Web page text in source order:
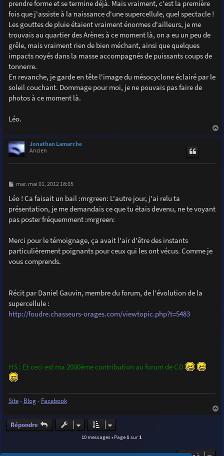
prendre forme et se termine déjà. Mais vraiment, c'est la première
fois que j'assiste à la naissance d'une supercellule, quel spectacle !
Les gouttes de pluie étaient vraiment énormes d'ailleurs, je me
trouvais au quartier des Arènes à ce moment là, on a eu un peu de
grêle, mais vraiment rien de bien méchant, ainsi que quelques
impacts noyés dans la masse accompagnés de puissants coups de
tonnerre.
En revanche, je garde en tête l'image du mésocyclone éclairé par le
soleil couchant. Dommage pour moi, je ne pouvais pas faire de
photos à ce moment là.
Léo.
Jonathan Lamarche
Ancien
M
s
s
a
e
mar. mai 01, 2012 18:05
Léo ! Ca faisait un bail :mrgreen: L'autre jour, j'ai relu ta
présentation, je me demandais ce que tu étais devenu, ne te voyant
pas poster fréquemment :mrgreen:
Merci pour le témoignage, ça avait l'air d'être des instants
particulièrement poignants pour ceux qui les ont vécus. Comme je
vous comprends.
Récit par Daniel Gauvin, membre du forum, de l'évolution de la
supercellule :
http://foudre.chasseurs-orages.com/viewtopic.php?t=5483
HS : Et ceci est ma 2000ème contribution au forum de CO
Site- Blog- Facebook
a
Répondre
10 messages • Page1sur1